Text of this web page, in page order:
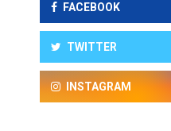
FACEBOOK
TWITTER
INSTAGRAM